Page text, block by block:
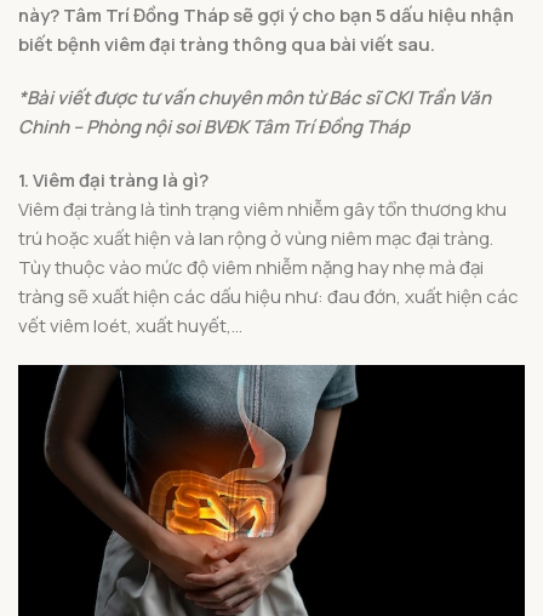
này? Tâm Trí Đồng Tháp sẽ gợi ý cho bạn 5 dấu hiệu nhận
biết bệnh viêm đại tràng thông qua bài viết sau.
*Bài viết được tư vấn chuyên môn từ Bác sĩ CKI Trần Văn
Chinh – Phòng nội soi BVĐK Tâm Trí Đồng Tháp
1. Viêm đại tràng là gì?
Viêm đại tràng là tình trạng viêm nhiễm gây tổn thương khu
trú hoặc xuất hiện và lan rộng ở vùng niêm mạc đại tràng.
Tùy thuộc vào mức độ viêm nhiễm nặng hay nhẹ mà đại
tràng sẽ xuất hiện các dấu hiệu như: đau đớn, xuất hiện các
vết viêm loét, xuất huyết,…